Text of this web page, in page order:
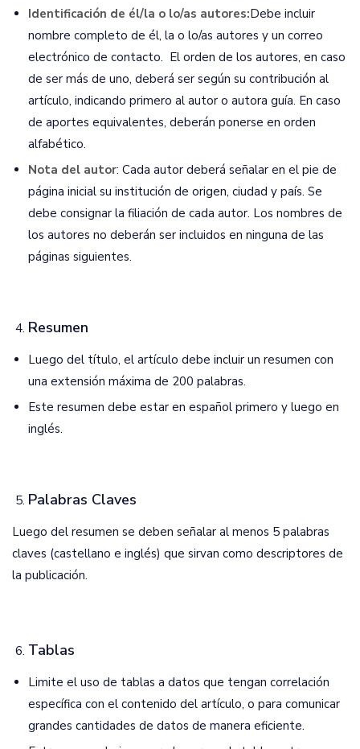
Identificación de él/la o lo/as autores:Debe incluir
nombre completo de él, la o lo/as autores y un correo
electrónico de contacto. El orden de los autores, en caso
de ser más de uno, deberá ser según su contribución al
artículo, indicando primero al autor o autora guía. En caso
de aportes equivalentes, deberán ponerse en orden
alfabético.
Nota del autor: Cada autor deberá señalar en el pie de
página inicial su institución de origen, ciudad y país. Se
debe consignar la filiación de cada autor. Los nombres de
los autores no deberán ser incluidos en ninguna de las
páginas siguientes.
Resumen
Luego del título, el artículo debe incluir un resumen con
una extensión máxima de 200 palabras.
Este resumen debe estar en español primero y luego en
inglés.
Palabras Claves
Luego del resumen se deben señalar al menos 5 palabras
claves (castellano e inglés) que sirvan como descriptores de
la publicación.
Tablas
Limite el uso de tablas a datos que tengan correlación
específica con el contenido del artículo, o para comunicar
grandes cantidades de datos de manera eficiente.